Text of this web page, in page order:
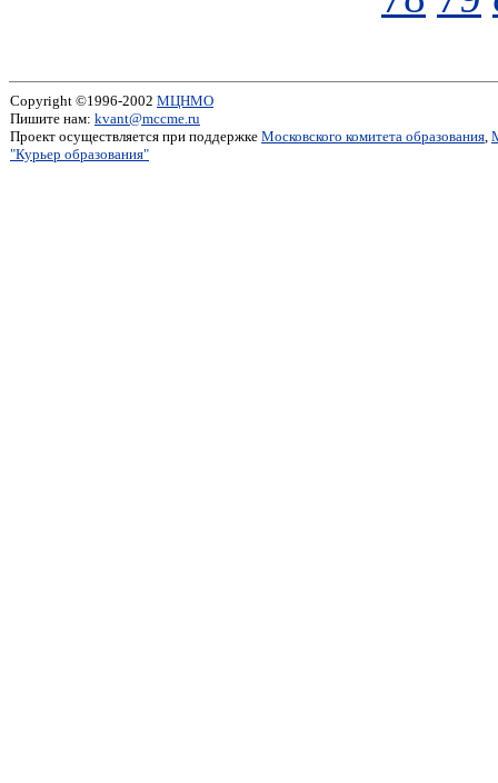
Copyright ©1996-2002 МЦНМО
Пишите нам: kvant@mccme.ru
Проект осуществляется при поддержке Московского комитета образования,
"Курьер образования"